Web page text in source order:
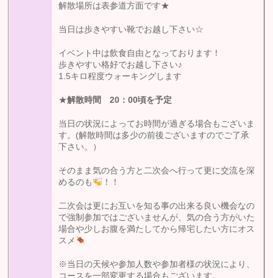
解散場所は表参道方面です★
当日は歩きやすい靴でお越し下さい☆
イベント中は飲食自由となっております！
歩きやすい格好でお越し下さい♪
1.5キロ程度ウォーキングします
★解散時間 20 ：00頃を予定
当日の状況によってお時間が過ぎる場合もございま
す。(解散時間は多少の前後ございますのでご了承
下さい。）
そのまま気の合う方と二次会へ行って更に交流を深
めるのも
！！
二次会は更にお互いを知る事の出来る良い機会なの
で強制参加ではございませんが、気の合う方がいた
場合や少しお腹を満たしてから帰宅したい方にオス
スメ
※当日の天候や参加人数や参加者様の状況により、
コースを一部変更する場合もございます。